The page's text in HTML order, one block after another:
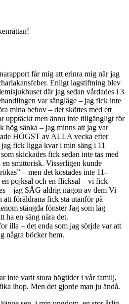
får mig att erinra mig när jag
Enligt lagstiftning blev
där jag sedan vårdades i 3
var sängläge – jag fick inte
mina behov – det sköttes med ett
upptäckt men ännu inte tillgängligt för
hög sänka – jag minns att jag var
HÖGST av ALLA vecka efter
fick ligga kvar i min säng i 11
skickades fick sedan inte tas med
smittorisk. Visserligen kunde
– men det kostades inte 11-
en pojksal och en flicksal – vi fick
– jag SÅG aldrig någon av dem Vi
att föräldrana fick stå utanför på
stängda fönster Jag som låg
ha en säng nära det.
illa – det enda som jag sörjde var att
några böcker hem.
inte varit stora högtider i vår familj,
ihop. Men det gjorde man ju ändå.